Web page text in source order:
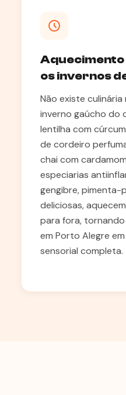
os invernos
Não existe
inverno gaúcho do
lentilha com
de cordeiro
chai com
especiarias
gengibre, pimenta-
deliciosas,
para fora,
em Porto Alegre
sensorial completa.